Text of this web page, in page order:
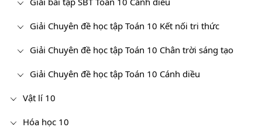
Giải Chuyên đề học tập Toán 10 Kết nối tri thức
Giải Chuyên đề học tập Toán 10 Chân trời sáng tạo
Giải Chuyên đề học tập Toán 10 Cánh diều
Vật lí 10
Hóa học 10